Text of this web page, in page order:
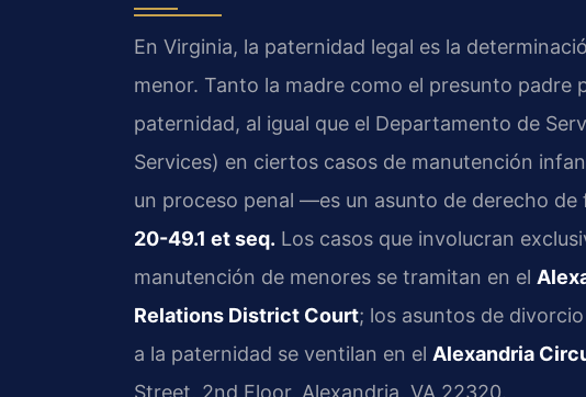
En Virginia, la paternidad legal es la
menor. Tanto la madre como el presunto padre
paternidad, al igual que el Departamento de
Services) en ciertos casos de manutención
un proceso penal —es un asunto de derecho de
20-49.1 et seq. Los casos que involucran
manutención de menores se tramitan en el
Relations District Court; los asuntos de
a la paternidad se ventilan en el Alexandria